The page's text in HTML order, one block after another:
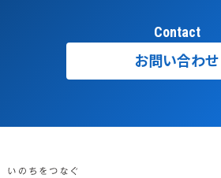
Contact
お問い合わせ